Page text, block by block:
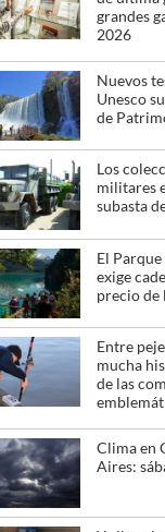
grandes
2026
Nuevos
Unesco
de
Los
militares
subasta
El
exige
precio de
Entre
mucha
de las
Clima en
Aires: